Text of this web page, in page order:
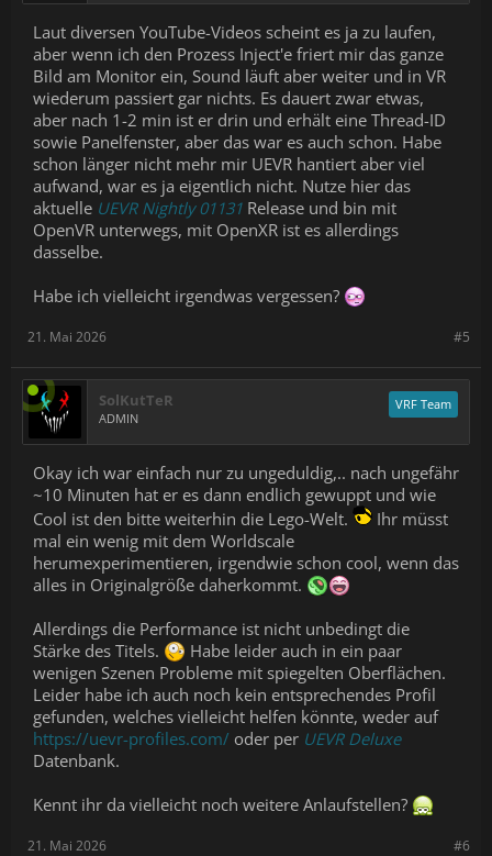
Laut diversen YouTube-Videos scheint es ja zu laufen,
aber wenn ich den Prozess Inject'e friert mir das ganze
Bild am Monitor ein, Sound läuft aber weiter und in VR
wiederum passiert gar nichts. Es dauert zwar etwas,
aber nach 1-2 min ist er drin und erhält eine Thread-ID
sowie Panelfenster, aber das war es auch schon. Habe
schon länger nicht mehr mir UEVR hantiert aber viel
aufwand, war es ja eigentlich nicht. Nutze hier das
aktuelle UEVR Nightly 01131 Release und bin mit
OpenVR unterwegs, mit OpenXR ist es allerdings
dasselbe.
Habe ich vielleicht irgendwas vergessen?
#5
21. Mai 2026
SolKutTeR
ADMIN
VRF Team
Okay ich war einfach nur zu ungeduldig,.. nach ungefähr
~10 Minuten hat er es dann endlich gewuppt und wie
Cool ist den bitte weiterhin die Lego-Welt.
Ihr müsst
mal ein wenig mit dem Worldscale
herumexperimentieren, irgendwie schon cool, wenn das
alles in Originalgröße daherkommt.
Allerdings die Performance ist nicht unbedingt die
Stärke des Titels.
Habe leider auch in ein paar
wenigen Szenen Probleme mit spiegelten Oberflächen.
Leider habe ich auch noch kein entsprechendes Profil
gefunden, welches vielleicht helfen könnte, weder auf
https://uevr-profiles.com/ oder per UEVR Deluxe
Datenbank.
Kennt ihr da vielleicht noch weitere Anlaufstellen?
#6
21. Mai 2026